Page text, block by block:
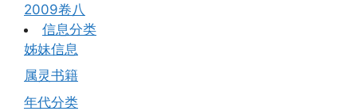
2009卷八
信息分类
姊妹信息
属灵书籍
年代分类